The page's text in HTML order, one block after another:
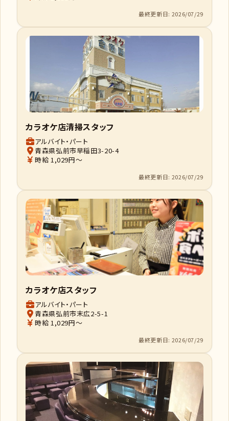
最終更新日: 2026/07/29
カラオケ店清掃スタッフ
アルバイト・パート
青森県弘前市早稲田3-20-4
時給 1,029円～
最終更新日: 2026/07/29
カラオケ店スタッフ
アルバイト・パート
青森県弘前市末広2-5-1
時給 1,029円～
最終更新日: 2026/07/29